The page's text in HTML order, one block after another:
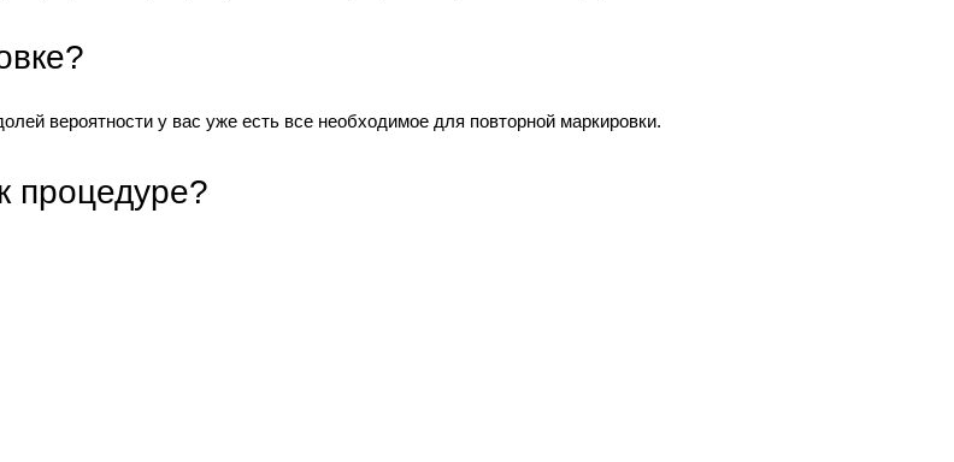
вероятности у вас уже есть все необходимое для повторной маркировки.
процедуре?